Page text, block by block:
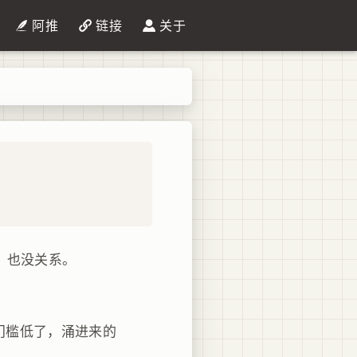
阿推 链接 关于
没关系。
低了，涌进来的